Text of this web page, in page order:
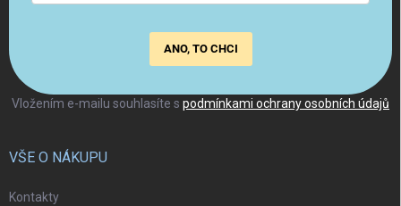
Vložením e-mailu souhlasíte s podmínkami ochrany osobních údajů
ANO, TO CHCI
VŠE O NÁKUPU
Kontakty